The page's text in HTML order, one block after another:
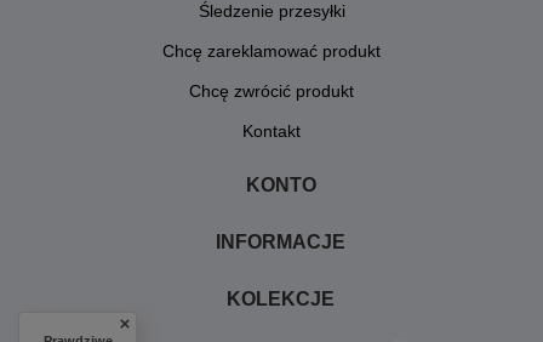
Śledzenie przesyłki
Chcę zareklamować produkt
Chcę zwrócić produkt
Kontakt
KONTO
INFORMACJE
KOLEKCJE